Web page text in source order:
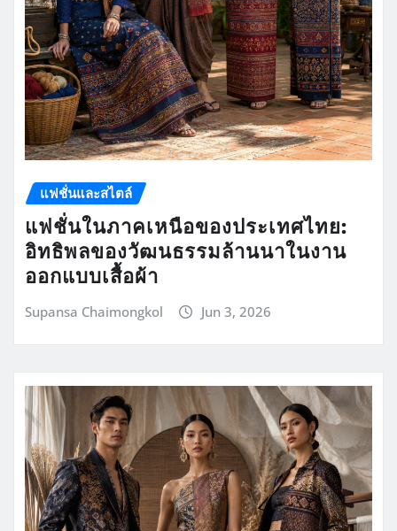
แฟชั่นและสไตล์
แฟชั่นในภาคเหนือของประเทศไทย:
อิทธิพลของวัฒนธรรมล้านนาในงาน
ออกแบบเสื้อผ้า
Supansa Chaimongkol Jun 3, 2026